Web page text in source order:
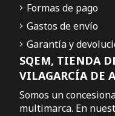
SQEM, TIENDA
VILAGARCÍA DE
Somos un
multimarca. En
Formas de pago
Gastos de envío
Garantía y